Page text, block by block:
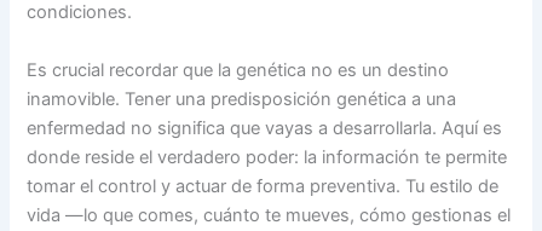
condiciones.
Es crucial recordar que la genética no es un destino
inamovible. Tener una predisposición genética a una
enfermedad no significa que vayas a desarrollarla. Aquí es
donde reside el verdadero poder: la información te permite
tomar el control y actuar de forma preventiva. Tu estilo de
vida —lo que comes, cuánto te mueves, cómo gestionas el